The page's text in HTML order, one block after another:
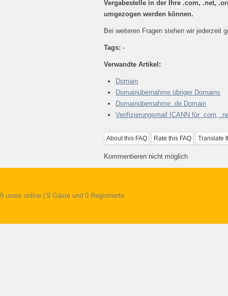
Vergabestelle in der Ihre .com, .net,
umgezogen werden können.
Bei weiteren Fragen stehen wir jederzeit
Tags: -
Verwandte Artikel:
Domain
Domainübernahme übriger Domains
Domainübernahme .de Domain
Verifizierungsmail ICANN für .com,
About this FAQ Rate this FAQ Translate
Kommentieren nicht möglich
9 users online | 9 Gäste und 0 Registrierte